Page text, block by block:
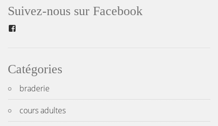
l’article
Suivez-nous sur Facebook
Catégories
braderie
cours adultes